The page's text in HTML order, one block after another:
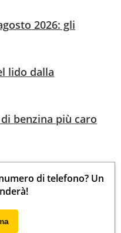
2026: gli
lido dalla
benzina più caro
di telefono? Un